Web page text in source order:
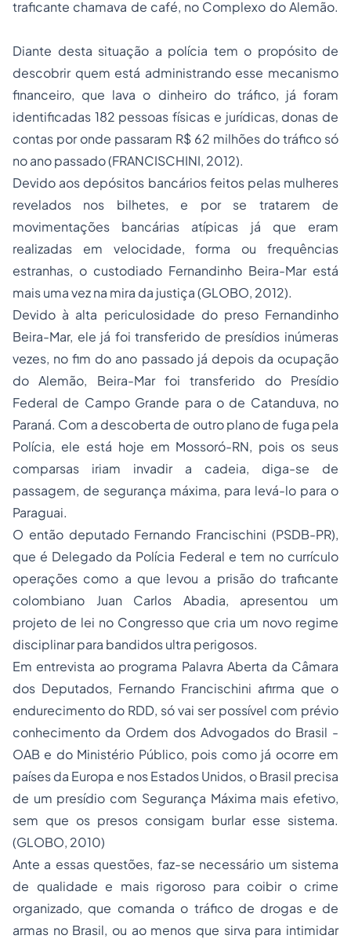
traficante chamava de café, no Complexo do Alemão.
Diante desta situação a polícia tem o propósito de
descobrir quem está administrando esse mecanismo
financeiro, que lava o dinheiro do tráfico, já foram
identificadas 182 pessoas físicas e jurídicas, donas de
contas por onde passaram R$ 62 milhões do tráfico só
no ano passado (FRANCISCHINI, 2012).
Devido aos depósitos bancários feitos pelas mulheres
revelados nos bilhetes, e por se tratarem de
movimentações bancárias atípicas já que eram
realizadas em velocidade, forma ou frequências
estranhas, o custodiado Fernandinho Beira-Mar está
mais uma vez na mira da justiça (GLOBO, 2012).
Devido à alta periculosidade do preso Fernandinho
Beira-Mar, ele já foi transferido de presídios inúmeras
vezes, no fim do ano passado já depois da ocupação
do Alemão, Beira-Mar foi transferido do Presídio
Federal de Campo Grande para o de Catanduva, no
Paraná. Com a descoberta de outro plano de fuga pela
Polícia, ele está hoje em Mossoró-RN, pois os seus
comparsas iriam invadir a cadeia, diga-se de
passagem, de segurança máxima, para levá-lo para o
Paraguai.
O então deputado Fernando Francischini (PSDB-PR),
que é Delegado da Polícia Federal e tem no currículo
operações como a que levou a prisão do traficante
colombiano Juan Carlos Abadia, apresentou um
projeto de lei no Congresso que cria um novo regime
disciplinar para bandidos ultra perigosos.
Em entrevista ao programa Palavra Aberta da Câmara
dos Deputados, Fernando Francischini afirma que o
endurecimento do RDD, só vai ser possível com prévio
conhecimento da Ordem dos Advogados do Brasil -
OAB e do Ministério Público, pois como já ocorre em
países da Europa e nos Estados Unidos, o Brasil precisa
de um presídio com Segurança Máxima mais efetivo,
sem que os presos consigam burlar esse sistema.
(GLOBO, 2010)
Ante a essas questões, faz-se necessário um sistema
de qualidade e mais rigoroso para coibir o crime
organizado, que comanda o tráfico de drogas e de
armas no Brasil, ou ao menos que sirva para intimidar